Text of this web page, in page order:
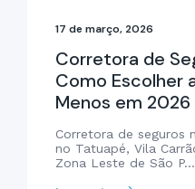
17 de março, 2026
Corretora de
Como Escolher
Menos em 2026
Corretora de seguros
no Tatuapé, Vila
Zona Leste de São P...